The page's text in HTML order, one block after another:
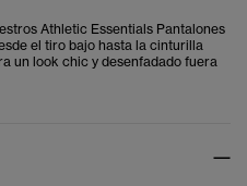
Athletic Essentials Pantalones
el tiro bajo hasta la cinturilla
un look chic y desenfadado fuera